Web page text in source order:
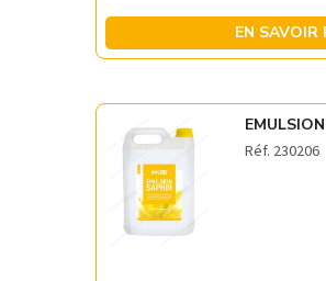
EN SAVOIR
Réf. 230206